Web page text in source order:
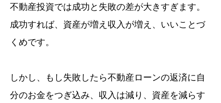
不動産投資では成功と失敗の差が大きすぎます。
成功すれば、資産が増え収入が増え、いいことづ
くめです。
しかし、もし失敗したら不動産ローンの返済に自
分のお金をつぎ込み、収入は減り、資産を減らす